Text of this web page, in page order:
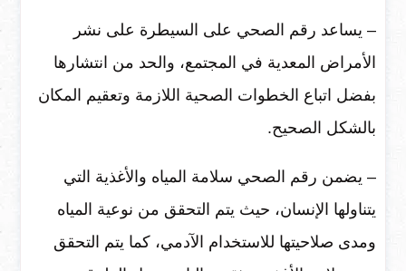
– يساعد رقم الصحي على السيطرة على نشر
الأمراض المعدية في المجتمع، والحد من انتشارها
بفضل اتباع الخطوات الصحية اللازمة وتعقيم المكان
بالشكل الصحيح.
– يضمن رقم الصحي سلامة المياه والأغذية التي
يتناولها الإنسان، حيث يتم التحقق من نوعية المياه
ومدى صلاحيتها للاستخدام الآدمي، كما يتم التحقق